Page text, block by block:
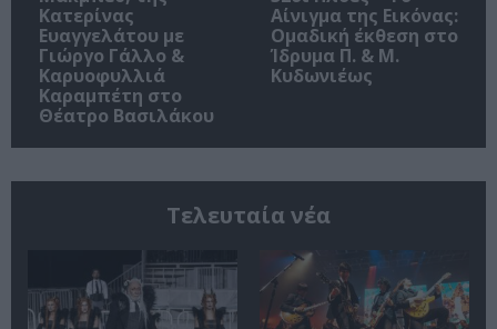
Κατερίνας
Ευαγγελάτου με
Γιώργο Γάλλο &
Καρυοφυλλιά
Καραμπέτη στο
Θέατρο Βασιλάκου
Αίνιγμα της Εικόνας:
Ομαδική έκθεση στο
Ίδρυμα Π. & Μ.
Κυδωνιέως
Τελευταία νέα